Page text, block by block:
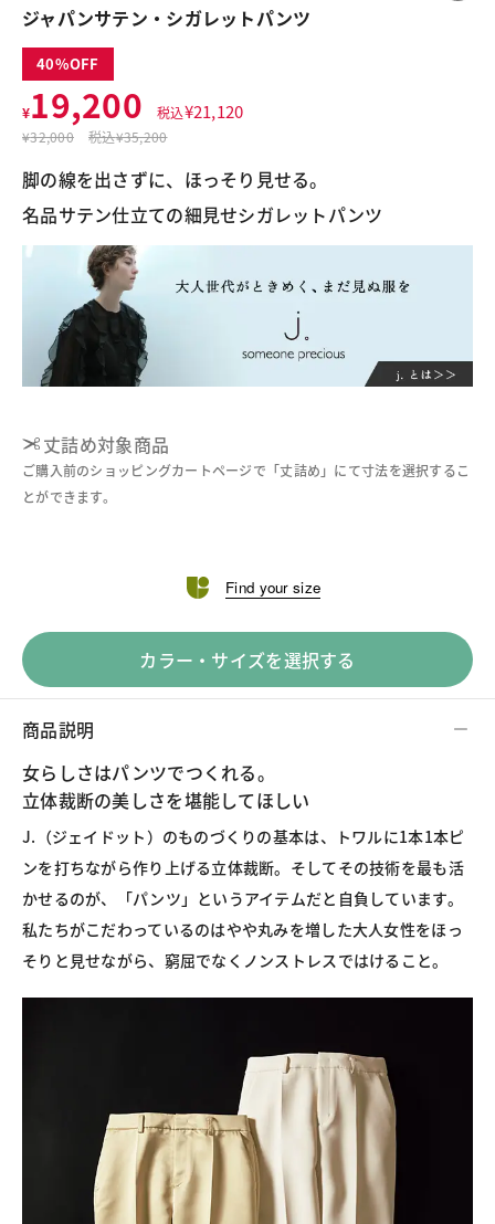
ジャパンサテン・シガレットパンツ
40
¥19,200 税込¥21,120
¥32,000 税込¥35,200
脚の線を出さずに、ほっそり見せる。
名品サテン仕立ての細見せシガレットパンツ
丈詰め対象商品
ご購入前のショッピングカートページで「丈詰め」にて寸法を選択するこ
とができます。
Find your size
カラー・サイズを選択する
商品説明
女らしさはパンツでつくれる。
立体裁断の美しさを堪能してほしい
J.（ジェイドット）のものづくりの基本は、トワルに1本1本ピ
ンを打ちながら作り上げる立体裁断。そしてその技術を最も活
かせるのが、「パンツ」というアイテムだと自負しています。
私たちがこだわっているのはやや丸みを増した大人女性をほっ
そりと見せながら、窮屈でなくノンストレスではけること。
この商品をシェアする
¥19,200 税込¥21,120